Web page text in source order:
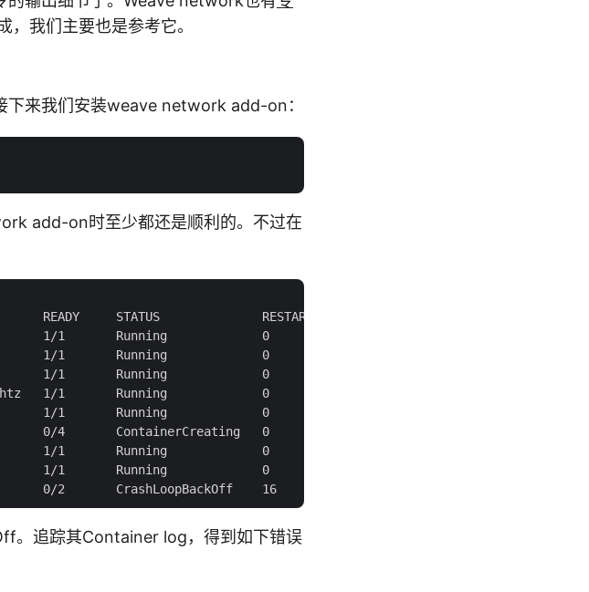
我们主要也是参考它。
来我们安装weave network add-on：
add-on时至少都还是顺利的。不过在
READY     STATUS              RESTARTS   AGE       IP             NODE
1/1       Running             0          42m       10.47.217.91
1/1       Running             0          42m       10.47.217.91
1/1       Running             0          42m       10.47.217.91
1/1       Running             0          42m       10.47.217.91
1/1       Running             0          42m       10.47.217.91
0/4       ContainerCreating   0          42m       <none>
1/1       Running             0          42m       10.47.217.91
1/1       Running             0          42m       10.47.217.91
。追踪其Container log，得到如下错误